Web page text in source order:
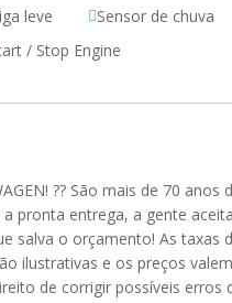
leve
Sensor de chuva
/ Stop Engine
?? São mais de 70 anos
pronta entrega, a gente
salva o orçamento! As taxas
ilustrativas e os preços
de corrigir possíveis erros